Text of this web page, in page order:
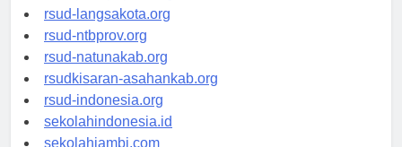
rsudtpi-kepriprov.org
rsud-langsakota.org
rsud-ntbprov.org
rsud-natunakab.org
rsudkisaran-asahankab.org
rsud-indonesia.org
sekolahindonesia.id